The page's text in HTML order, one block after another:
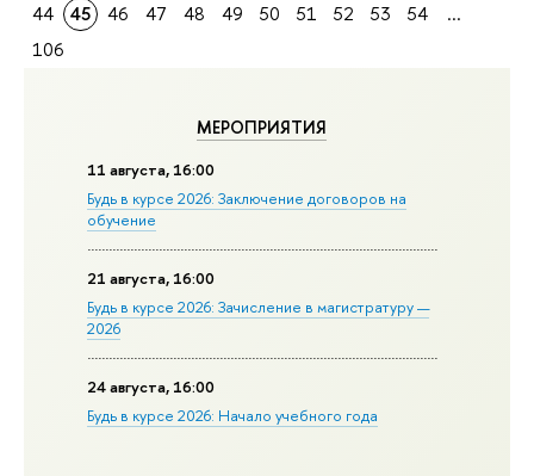
МЕРОПРИЯТИЯ
11 августа, 16:00
Будь в курсе 2026: Заключение договоров на
обучение
21 августа, 16:00
Будь в курсе 2026: Зачисление в магистратуру —
2026
24 августа, 16:00
Будь в курсе 2026: Начало учебного года
44
45 46 47 48 49 50 51 52 53 54
...
106